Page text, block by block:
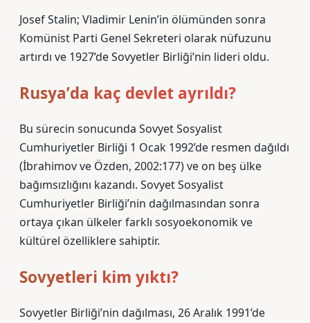
Josef Stalin; Vladimir Lenin’in ölümünden sonra
Komünist Parti Genel Sekreteri olarak nüfuzunu
artırdı ve 1927’de Sovyetler Birliği’nin lideri oldu.
Rusya’da kaç devlet ayrıldı?
Bu sürecin sonucunda Sovyet Sosyalist
Cumhuriyetler Birliği 1 Ocak 1992’de resmen dağıldı
(İbrahimov ve Özden, 2002:177) ve on beş ülke
bağımsızlığını kazandı. Sovyet Sosyalist
Cumhuriyetler Birliği’nin dağılmasından sonra
ortaya çıkan ülkeler farklı sosyoekonomik ve
kültürel özelliklere sahiptir.
Sovyetleri kim yıktı?
Sovyetler Birliği’nin dağılması, 26 Aralık 1991’de